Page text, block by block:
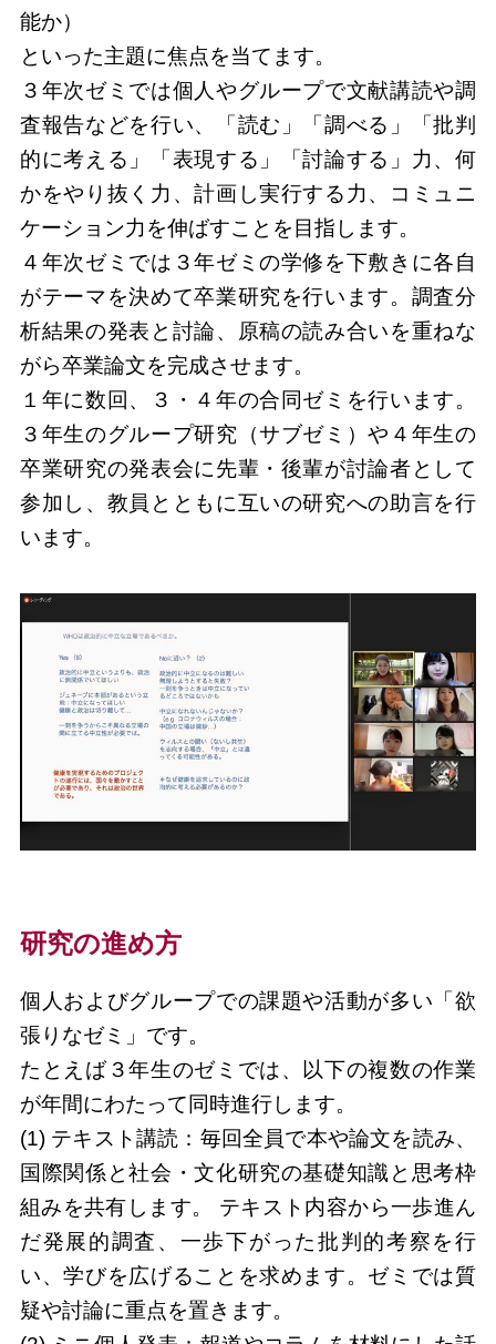
能か）
といった主題に焦点を当てます。
３年次ゼミでは個人やグループで文献講読や調
査報告などを行い、「読む」「調べる」「批判
的に考える」「表現する」「討論する」力、何
かをやり抜く力、計画し実行する力、コミュニ
ケーション力を伸ばすことを目指します。
４年次ゼミでは３年ゼミの学修を下敷きに各自
がテーマを決めて卒業研究を行います。調査分
析結果の発表と討論、原稿の読み合いを重ねな
がら卒業論文を完成させます。
１年に数回、３・４年の合同ゼミを行います。
３年生のグループ研究（サブゼミ）や４年生の
卒業研究の発表会に先輩・後輩が討論者として
参加し、教員とともに互いの研究への助言を行
います。
研究の進め方
個人およびグループでの課題や活動が多い「欲
張りなゼミ」です。
たとえば３年生のゼミでは、以下の複数の作業
が年間にわたって同時進行します。
(1) テキスト講読：毎回全員で本や論文を読み、
国際関係と社会・文化研究の基礎知識と思考枠
組みを共有します。 テキスト内容から一歩進ん
だ発展的調査、一歩下がった批判的考察を行
い、学びを広げることを求めます。ゼミでは質
疑や討論に重点を置きます。